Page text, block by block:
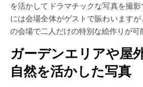
を活かしてドラマチックな写真を撮
には会場全体がゲストで賑わいます
の会場で二人だけの特別な絵作りが可
ガーデンエリアや屋
自然を活かした写真